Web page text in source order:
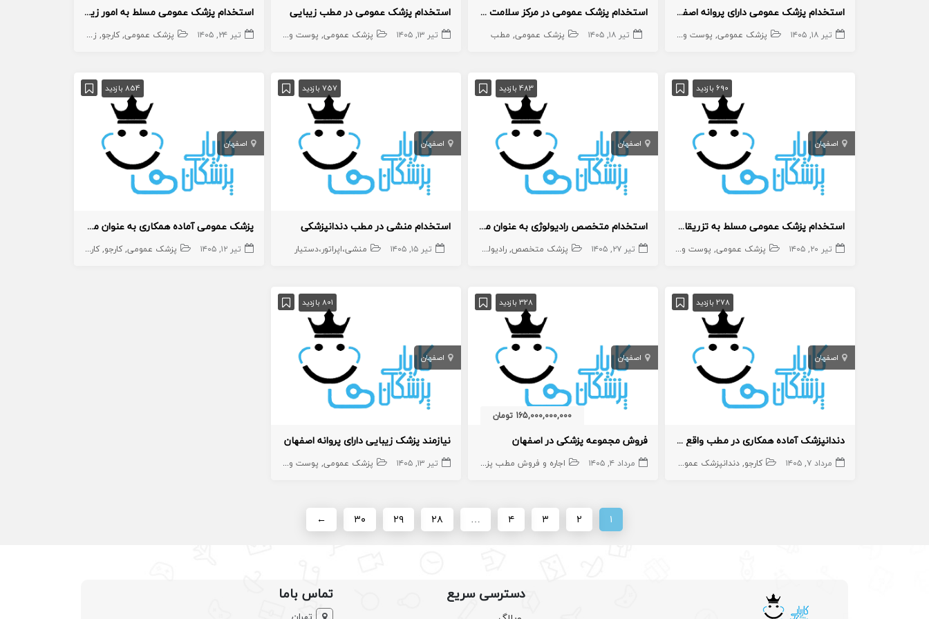
استخدام پزشک عمومی دارای پروانه اصفهان
تیر ۱۸, ۱۴۰۵ پزشک عمومی پوست و زیبایی زیبایی پزشک عمومی پوست مسئول فنی
استخدام پزشک عمومی در مرکز سلامت شهرک صنعتی
تیر ۱۸, ۱۴۰۵ پزشک عمومی مطب
استخدام پزشک عمومی در مطب زیبایی
تیر ۱۳, ۱۴۰۵ پزشک عمومی پوست و زیبایی زیبایی پزشک عمومی پوست مطب درمانگاه و بیمارستان
استخدام پزشک عمومی مسلط به امور زیبایی به عنوان مسئول فنی
تیر ۲۴, ۱۴۰۵ پزشک عمومی کارجو زیبایی
690 بازدید
اصفهان
استخدام پزشک عمومی مسلط به تزریقات زیبایی
تیر ۲۰, ۱۴۰۵ پزشک عمومی پوست و زیبایی زیبایی پزشک عمومی پوست
483 بازدید
اصفهان
استخدام متخصص رادیولوژی به عنوان مسئول فنی مطب
تیر ۲۷, ۱۴۰۵ پزشک متخصص رادیولوژی
757 بازدید
اصفهان
استخدام منشی در مطب دندانپزشکی
تیر ۱۵, ۱۴۰۵ منشی،اپراتور،دستیار
854 بازدید
اصفهان
پزشک عمومی آماده همکاری به عنوان‌ مسئول فنی
تیر ۱۲, ۱۴۰۵ پزشک عمومی کارجو کارجو
278 بازدید
اصفهان
دندانپزشک آماده همکاری در مطب واقع در اصفهان
مرداد ۷, ۱۴۰۵ کارجو دندانپزشک عمومی دندانپزشک
328 بازدید
اصفهان
165,000,000,000 تومان
فروش مجموعه پزشکی در اصفهان
مرداد ۴, ۱۴۰۵ اجاره و فروش مطب پزشک مطب املاک،سهام و امتیاز
801 بازدید
اصفهان
نیازمند پزشک زیبایی دارای پروانه اصفهان
تیر ۱۳, ۱۴۰۵ پزشک عمومی پوست و زیبایی
۱ ۲ ۳ ۴ … ۲۸ ۲۹ ۳۰ ←
دسترسی سریع تماس باما